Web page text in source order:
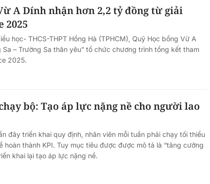
A Dính nhận hơn 2,2 tỷ đồng từ giải
2025
học- THCS-THPT Hồng Hà (TPHCM), Quỹ Học bổng Vừ A
Sa – Trường Sa thân yêu” tổ chức chương trình tổng kết tham
2025.
bộ: Tạo áp lực nặng nề cho người lao
đây triển khai quy định, nhân viên mỗi tuần phải chạy tối thiểu
hoàn thành KPI. Tuy mục tiêu được được mô tả là “tăng cường
khai lại tạo áp lực nặng nề.